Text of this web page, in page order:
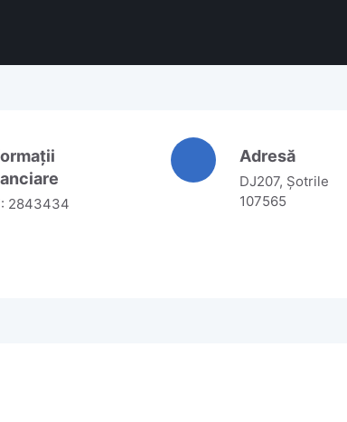
2843434
Adresă
DJ207, Șotrile
107565